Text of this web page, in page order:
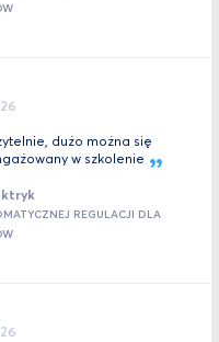
dużo można się
w szkolenie
REGULACJI DLA